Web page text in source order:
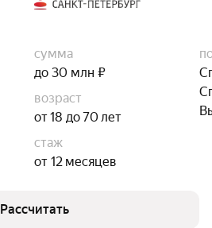
сумма
до 30 млн ₽
возраст
от 18 до 70 лет
стаж
от 12 месяцев
Рассчитать